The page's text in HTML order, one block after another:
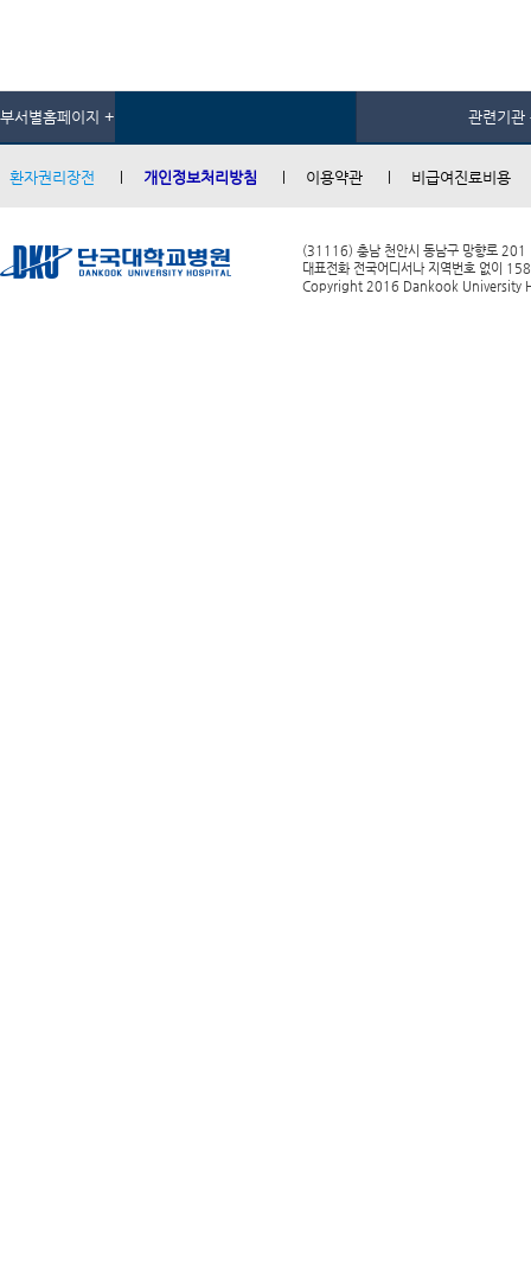
부서별홈페이지 + 관련기관
환자권리장전 개인정보처리방침 이용약관 비급여진료비용
(31116) 충남 천안시 동남구 망향로 201
대표전화 전국어디서나 지역번호 없이
Copyright 2016 Dankook University